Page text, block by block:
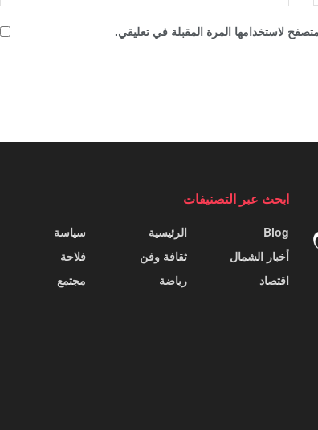
لاستخدامها المرة المقبلة في تعليقي.
ابحث عبر التصنيفات
Blog
أخبار الشمال
اقتصاد
الرئيسية
ثقافة وفن
رياضة
سياسة
فلاحة
مجتمع